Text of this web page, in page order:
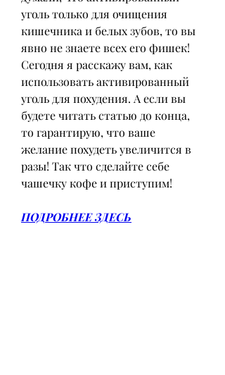
уголь только для очищения
кишечника и белых зубов, то вы
явно не знаете всех его фишек!
Сегодня я расскажу вам, как
использовать активированный
уголь для похудения. А если вы
будете читать статью до конца,
то гарантирую, что ваше
желание похудеть увеличится в
разы! Так что сделайте себе
чашечку кофе и приступим!
ПОДРОБНЕЕ ЗДЕСЬ